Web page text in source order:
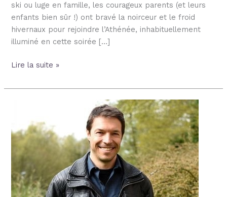
ski ou luge en famille, les courageux parents (et leurs
enfants bien sûr !) ont bravé la noirceur et le froid
hivernaux pour rejoindre l’Athénée, inhabituellement
illuminé en cette soirée […]
Lire la suite »
nos
anciens
reçoit
titre
de